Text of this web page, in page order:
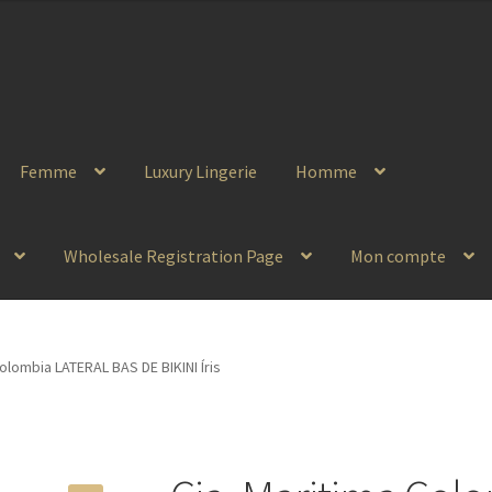
Femme Luxury Lingerie Homme
Wholesale Registration Page Mon compte
LATERAL BAS DE BIKINI Íris